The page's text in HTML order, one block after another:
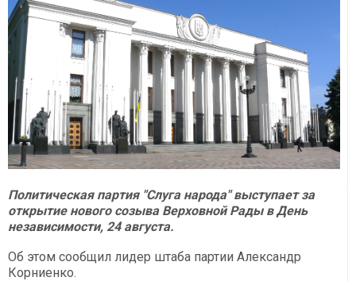
Политическая партия "Слуга народа" выступает за
открытие нового созыва Верховной Рады в День
независимости, 24 августа.
Об этом сообщил лидер штаба партии Александр
Корниенко.